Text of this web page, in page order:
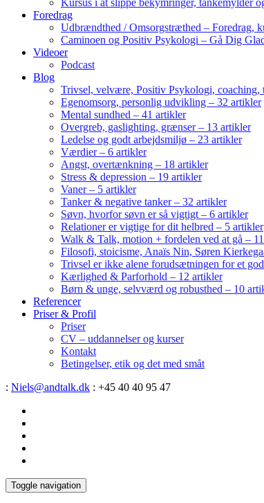
Kursus i at slippe bekymringer, tankemylder
Foredrag
Udbrændthed / Omsorgstræthed – Foredrag,
Caminoen og Positiv Psykologi – Gå Dig
Videoer
Podcast
Blog
Trivsel, velvære, Positiv Psykologi, coaching,
Egenomsorg, personlig udvikling – 32 artikler
Mental sundhed – 41 artikler
Overgreb, gaslighting, grænser – 13 artikler
Ledelse og godt arbejdsmiljø – 23 artikler
Værdier – 6 artikler
Angst, overtænkning – 18 artikler
Stress & depression – 19 artikler
Vaner – 5 artikler
Tanker & negative tanker – 32 artikler
Søvn, hvorfor søvn er så vigtigt – 6 artikler
Relationer er vigtige for dit helbred – 5 artikler
Walk & Talk, motion + fordelen ved at gå –
Filosofi, stoicisme, Anaïs Nin, Søren
Trivsel er ikke alene forudsætningen for et
Kærlighed & Parforhold – 12 artikler
Børn & unge, selvværd og robusthed – 10
Referencer
Priser & Profil
Priser
CV – uddannelser og kurser
Kontakt
Betingelser, etik og det med småt
: Niels@andtalk.dk : +45 40 40 95 47
Toggle navigation